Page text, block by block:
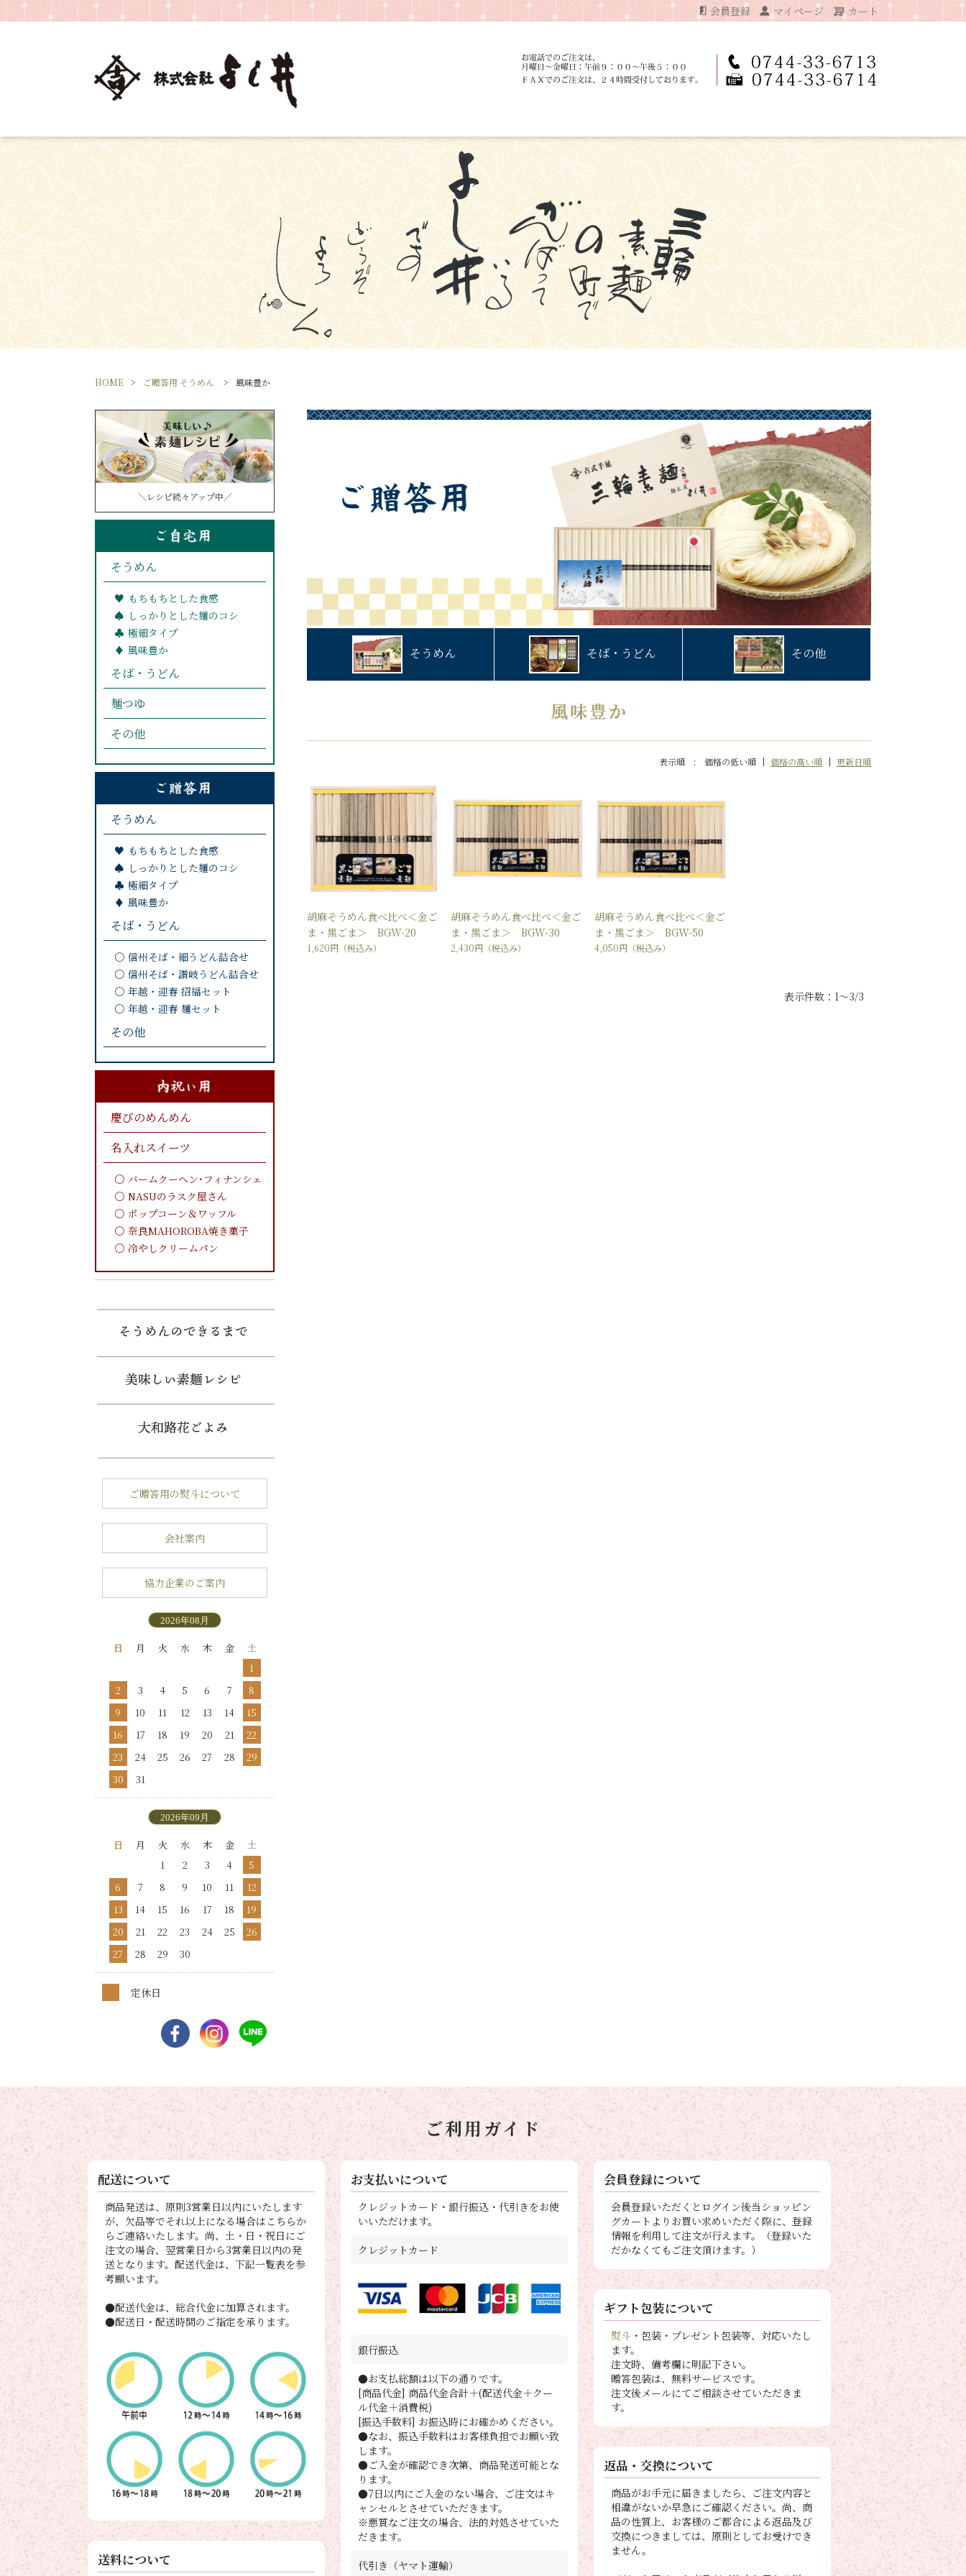
会員登録 マイページ カート
HOME ご贈答用 そうめん 風味豊か
そうめん そば・うどん その他
風味豊か
表示順 : 価格の低い順 価格の高い順 更新日順
胡麻そうめん食べ比べ＜金ご
ま・黒ごま＞ BGW-20
1,620円 （税込み）
胡麻そうめん食べ比べ＜金ご
ま・黒ごま＞ BGW-30
2,430円 （税込み）
胡麻そうめん食べ比べ＜金ご
ま・黒ごま＞ BGW-50
4,050円 （税込み）
表示件数：1～3/3
＼レシピ続々アップ中／
そうめん
もちもちとした食感
しっかりとした麺のコシ
極細タイプ
風味豊か
そば・うどん
麺つゆ
その他
そうめん
もちもちとした食感
しっかりとした麺のコシ
極細タイプ
風味豊か
そば・うどん
信州そば・細うどん詰合せ
信州そば・讃岐うどん詰合せ
年越・迎春 招福セット
年越・迎春 麺セット
その他
慶びのめんめん
名入れスイーツ
バームクーヘン･フィナンシェ
NASUのラスク屋さん
ポップコーン＆ワッフル
奈良MAHOROBA焼き菓子
冷やしクリームパン
ご贈答用の熨斗について
会社案内
協力企業のご案内
2026年08月
日 月 火 水 木 金
土
1
2
3 4 5 6 7
8
9
10 11 12 13 14
15
16
17 18 19 20 21
22
23
24 25 26 27 28
29
30
31
2026年09月
日 月 火 水 木 金
土
1
2 3 4
5
6
7 8 9 10 11
12
13
14 15 16 17 18
19
20
21 22 23 24 25
26
27
28 29 30
定休日
ご利用ガイド
配送について
商品発送は、原則3営業日以内にいたします
が、欠品等でそれ以上になる場合はこちらか
らご連絡いたします。尚、土・日・祝日にご
注文の場合、翌営業日から3営業日以内の発
送となります。配送代金は、下記一覧表を参
考願います。
●配送代金は、総合代金に加算されます。
●配送日・配送時間のご指定を承ります。
送料について
お支払いについて
クレジットカード・銀行振込・代引きをお使
いいただけます。
クレジットカード
銀行振込
●お支払総額は以下の通りです。
[商品代金] 商品代金合計＋(配送代金＋クー
ル代金＋消費税)
[振込手数料] お振込時にお確かめください。
●なお、振込手数料はお客様負担でお願い致
します。
●ご入金が確認でき次第、商品発送可能とな
ります。
●7日以内にご入金のない場合、ご注文はキ
ャンセルとさせていただきます。
※悪質なご注文の場合、法的対処させていた
だきます。
代引き（ヤマト運輸）
会員登録について
会員登録いただくとログイン後当ショッピン
グカートよりお買い求めいただく際に、登録
情報を利用して注文が行えます。（登録いた
だかなくてもご注文頂けます。）
ギフト包装について
熨斗 ・包装・プレゼント包装等、対応いたし
ます。
注文時、備考欄に明記下さい。
贈答包装は、無料サービスです。
注文後メールにてご相談させていただきま
す。
返品・交換について
商品がお手元に届きましたら、ご注文内容と
相違がないか早急にご確認ください。尚、商
品の性質上、お客様のご都合による返品及び
交換につきましては、原則としてお受けでき
ません。